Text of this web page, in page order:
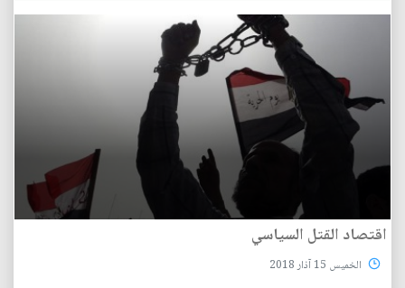
اقتصاد القتل السياسي
الخميس 15 آذار 2018